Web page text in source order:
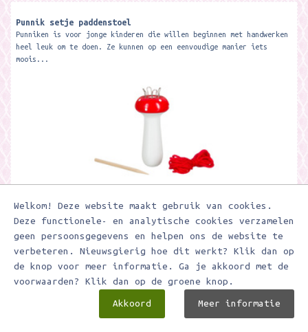
Welkom! Deze website maakt gebruik van cookies.
Deze functionele- en analytische cookies verzamelen
geen persoonsgegevens en helpen ons de website te
verbeteren. Nieuwsgierig hoe dit werkt? Klik dan op
de knop voor meer informatie. Ga je akkoord met de
voorwaarden? Klik dan op de groene knop.
Akkoord Meer informatie
Punnik setje paddenstoel
Punniken is voor jonge kinderen die willen beginnen met handwerken
heel leuk om te doen. Ze kunnen op een eenvoudige manier iets
moois...
€ 4,95
In winkelwagen
Toevoegen aan verlanglijstje